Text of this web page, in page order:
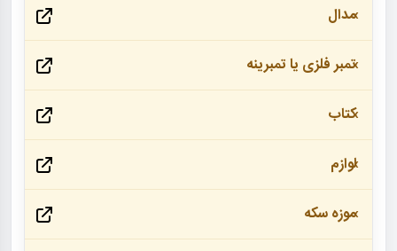
مدال
تمبر فلزی یا تمبرینه
کتاب
لوازم
موزه سکه